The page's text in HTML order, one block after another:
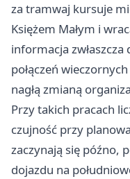
za tramwaj kursuje
Księżem Małym i
informacja
połączeń
nagłą zmianą
Przy takich pracach
czujność przy
zaczynają się późno,
dojazdu na